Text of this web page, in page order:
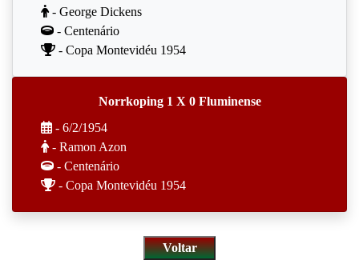
- George Dickens
- Centenário
- Copa Montevidéu 1954
Norrkoping 1 X 0 Fluminense
- 6/2/1954
- Ramon Azon
- Centenário
- Copa Montevidéu 1954